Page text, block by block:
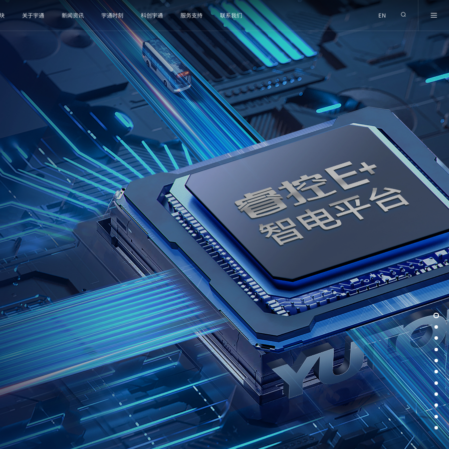
关于宇通 新闻资讯 宇通时刻 科创宇通 服务支持 联系我们 EN